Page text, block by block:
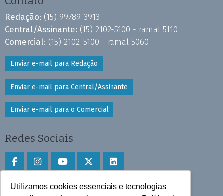
Utilizamos cookies essenciais e tecnologias
Redação: (15) 99789-3913
Central/Assinante: (15) 2102-5100 - ramal 5110
Comercial: (15) 2102-5100 - ramal 5060
Enviar e-mail para Redação
Enviar e-mail para Central/Assinante
Enviar e-mail para o Comercial
Redes Sociais
Faça download do aplicativo